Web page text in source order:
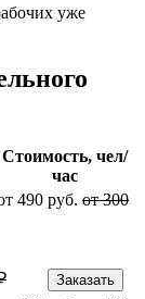
уже
Стоимость, чел/
час
490 руб. от 300
Заказать